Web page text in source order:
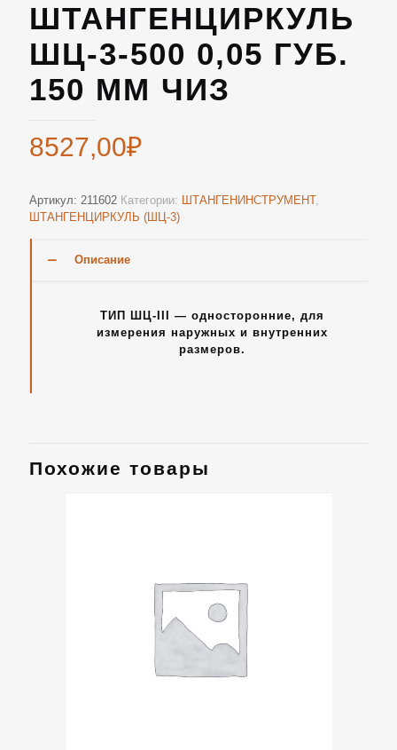
ШТАНГЕНЦИРКУЛЬ
ШЦ-3-500 0,05 ГУБ.
150 ММ ЧИЗ
8527,00₽
Артикул: 211602 Категории: ШТАНГЕНИНСТРУМЕНТ,
ШТАНГЕНЦИРКУЛЬ (ШЦ-3)
Описание
ТИП ШЦ-III — односторонние, для
измерения наружных и внутренних
размеров.
Похожие товары